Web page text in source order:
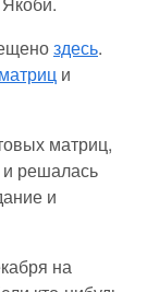
здесь.
и
матриц,
решалась
и
на